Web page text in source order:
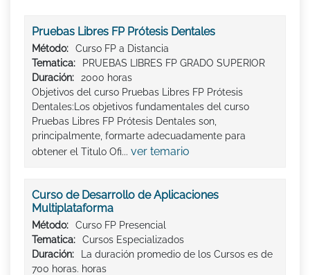
Pruebas Libres FP Prótesis Dentales
Método:
Curso FP a Distancia
Tematica:
PRUEBAS LIBRES FP GRADO SUPERIOR
Duración:
2000 horas
Objetivos del curso Pruebas Libres FP Prótesis
Dentales:Los objetivos fundamentales del curso
Pruebas Libres FP Prótesis Dentales son,
principalmente, formarte adecuadamente para
obtener el Titulo Ofi... ver temario
Curso de Desarrollo de Aplicaciones
Multiplataforma
Método:
Curso FP Presencial
Tematica:
Cursos Especializados
Duración:
La duración promedio de los Cursos es de
700 horas. horas